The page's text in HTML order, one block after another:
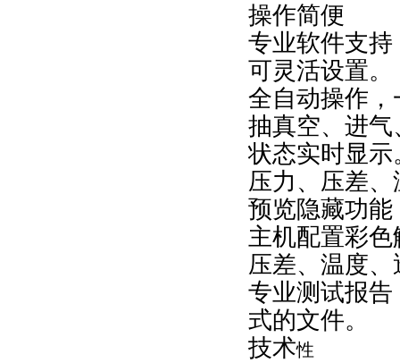
操作简便
专业软件支
可灵活设置。
全自动操作
抽真空、进
状态实时显示
压力、压差
预览隐藏功
主机配置彩
压差、温度
专业测试报
式的文件。
技术性